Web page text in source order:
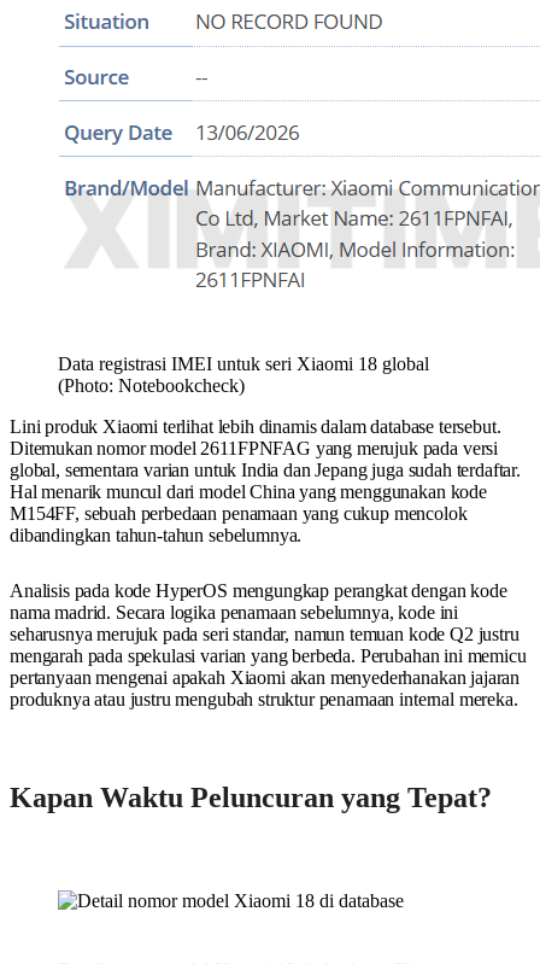
Data registrasi IMEI untuk seri Xiaomi 18 global
(Photo: Notebookcheck)
Lini produk Xiaomi terlihat lebih dinamis dalam database tersebut.
Ditemukan nomor model 2611FPNFAG yang merujuk pada versi
global, sementara varian untuk India dan Jepang juga sudah terdaftar.
Hal menarik muncul dari model China yang menggunakan kode
M154FF, sebuah perbedaan penamaan yang cukup mencolok
dibandingkan tahun-tahun sebelumnya.
Analisis pada kode HyperOS mengungkap perangkat dengan kode
nama madrid. Secara logika penamaan sebelumnya, kode ini
seharusnya merujuk pada seri standar, namun temuan kode Q2 justru
mengarah pada spekulasi varian yang berbeda. Perubahan ini memicu
pertanyaan mengenai apakah Xiaomi akan menyederhanakan jajaran
produknya atau justru mengubah struktur penamaan internal mereka.
Kapan Waktu Peluncuran yang Tepat?